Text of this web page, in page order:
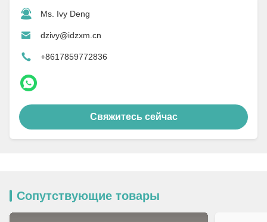
Ms. Ivy Deng
dzivy@idzxm.cn
+8617859772836
Свяжитесь сейчас
Сопутствующие товары